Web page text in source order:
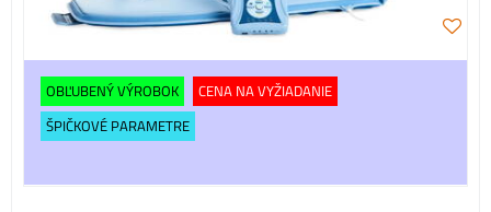
OBĽUBENÝ VÝROBOK
CENA NA VYŽIADANIE
ŠPIČKOVÉ PARAMETRE